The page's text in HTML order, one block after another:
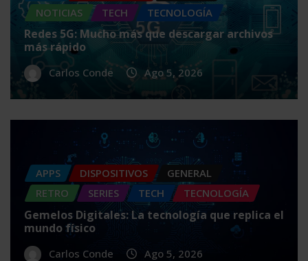
NOTICIAS
TECH TECNOLOGÍA
Redes 5G: Mucho más que descargar archivos
más rápido
Carlos Conde Ago 5, 2026
APPS DISPOSITIVOS
GENERAL
RETRO
SERIES TECH TECNOLOGÍA
Gemelos Digitales: La tecnología que replica el
mundo físico
Carlos Conde Ago 5, 2026